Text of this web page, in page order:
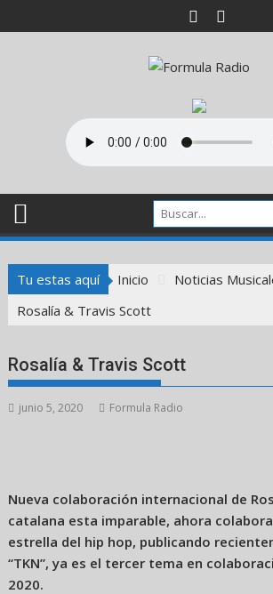
al
Tu estas aquí Inicio
Noticias
Rosalía & Travis Scott
Rosalía & Travis Scott
junio 5, 2020 Formula Radio
Nueva colaboración internacional de
catalana esta imparable, ahora
estrella del hip hop, publicando
“TKN”, ya es el tercer tema en
2020.